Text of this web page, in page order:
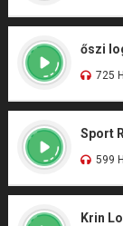
őszi
725
Sport
599
Krin